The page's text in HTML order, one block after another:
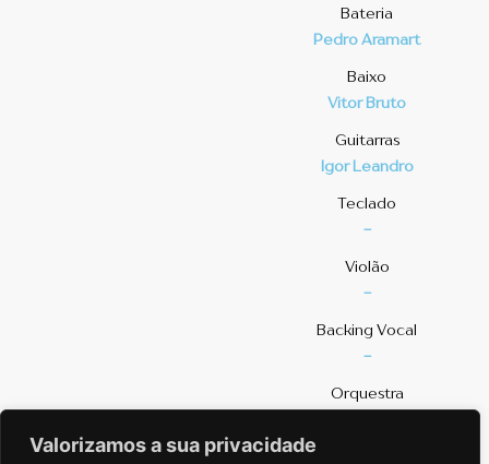
Valorizamos a sua privacidade
Bateria
Pedro Aramart
Baixo
Vitor Bruto
Guitarras
Igor Leandro
Teclado
-
Violão
-
⁠Backing Vocal
-
Orquestra